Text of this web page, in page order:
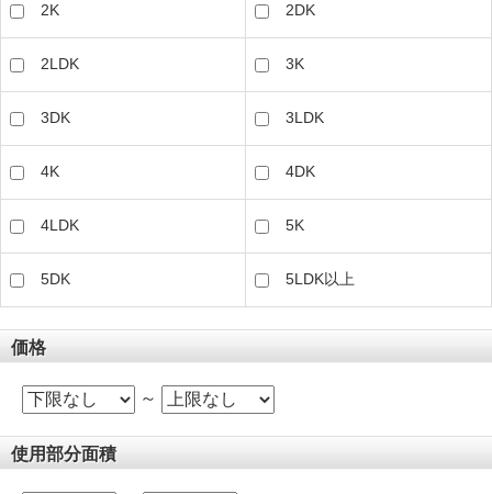
2K 2DK
2LDK 3K
3DK 3LDK
4K 4DK
4LDK 5K
5DK 5LDK以上
価格
～
使用部分面積